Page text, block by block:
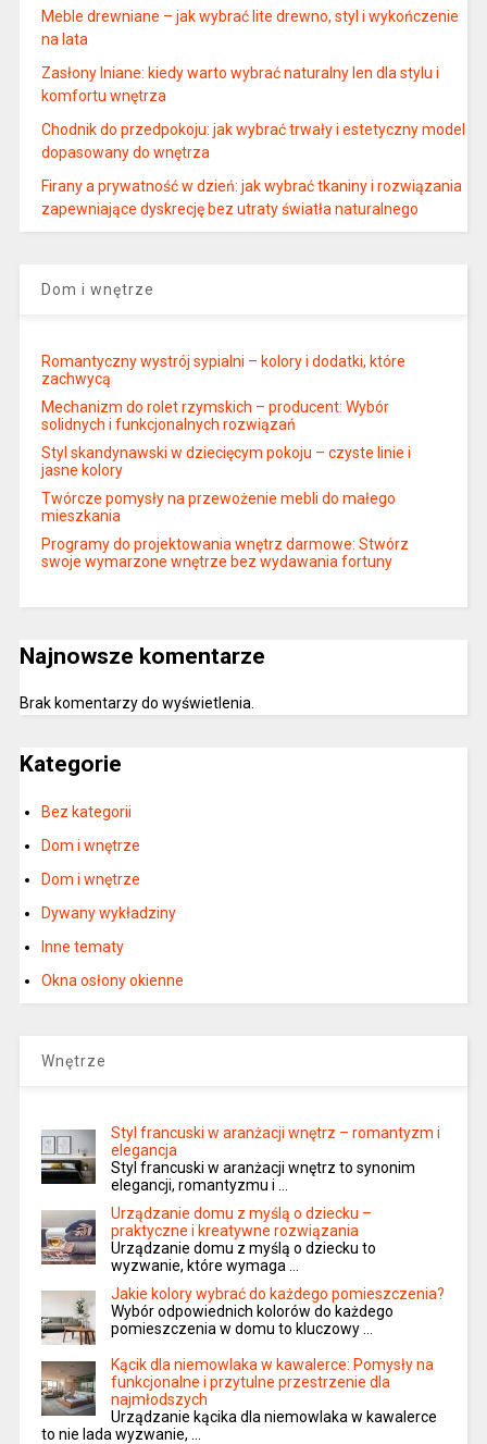
Meble drewniane – jak wybrać lite drewno, styl i wykończenie
na lata
Zasłony lniane: kiedy warto wybrać naturalny len dla stylu i
komfortu wnętrza
Chodnik do przedpokoju: jak wybrać trwały i estetyczny model
dopasowany do wnętrza
Firany a prywatność w dzień: jak wybrać tkaniny i rozwiązania
zapewniające dyskrecję bez utraty światła naturalnego
Dom i wnętrze
Romantyczny wystrój sypialni – kolory i dodatki, które
zachwycą
Mechanizm do rolet rzymskich – producent: Wybór
solidnych i funkcjonalnych rozwiązań
Styl skandynawski w dziecięcym pokoju – czyste linie i
jasne kolory
Twórcze pomysły na przewożenie mebli do małego
mieszkania
Programy do projektowania wnętrz darmowe: Stwórz
swoje wymarzone wnętrze bez wydawania fortuny
Najnowsze komentarze
Brak komentarzy do wyświetlenia.
Kategorie
Bez kategorii
Dom i wnętrze
Dom i wnętrze
Dywany wykładziny
Inne tematy
Okna osłony okienne
Wnętrze
Styl francuski w aranżacji wnętrz – romantyzm i
elegancja
Styl francuski w aranżacji wnętrz to synonim
elegancji, romantyzmu i …
Urządzanie domu z myślą o dziecku –
praktyczne i kreatywne rozwiązania
Urządzanie domu z myślą o dziecku to
wyzwanie, które wymaga …
Jakie kolory wybrać do każdego pomieszczenia?
Wybór odpowiednich kolorów do każdego
pomieszczenia w domu to kluczowy …
Kącik dla niemowlaka w kawalerce: Pomysły na
funkcjonalne i przytulne przestrzenie dla
najmłodszych
Urządzanie kącika dla niemowlaka w kawalerce
to nie lada wyzwanie, …